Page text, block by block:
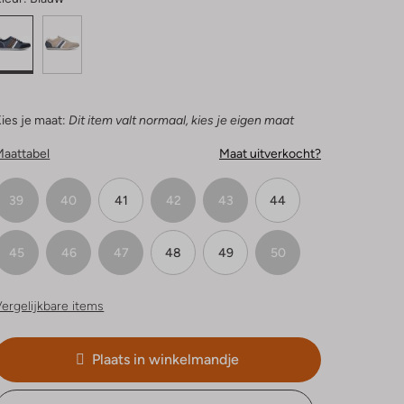
je maat: Dit item valt normaal, kies je eigen maat
Maat uitverkocht?
39 40 41 42 43 44
45 46 47 48 49 50
items
Plaats in winkelmandje